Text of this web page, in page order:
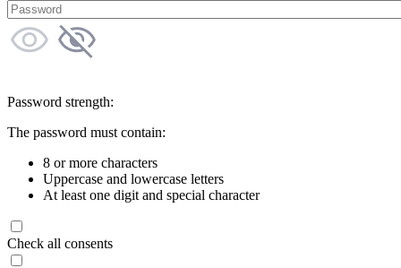
Password strength:
The password must contain:
8 or more characters
Uppercase and lowercase letters
At least one digit and special character
Check all consents